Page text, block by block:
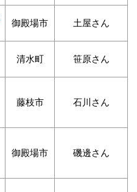
御殿場市 土屋さん
清水町 笹原さん
藤枝市 石川さん
御殿場市 磯邊さん